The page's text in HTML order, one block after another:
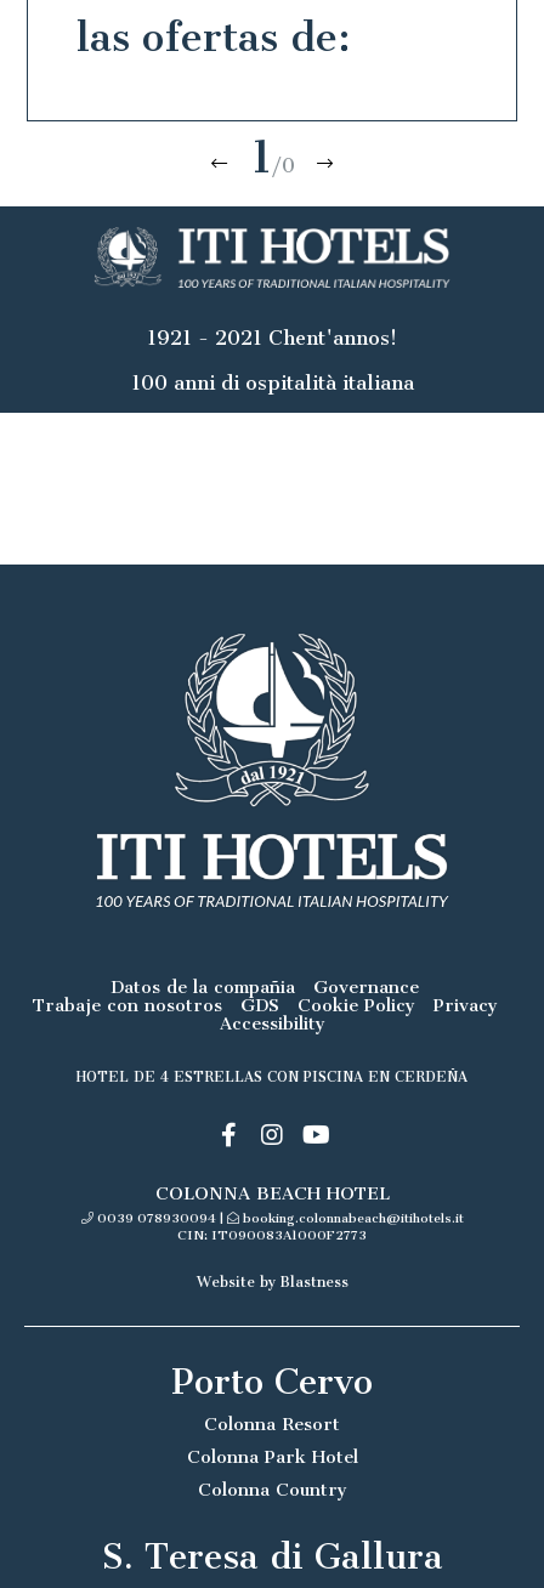
las ofertas de:
1 /0
1921 - 2021 Chent'annos!
100 anni di ospitalità italiana
Datos de la compañia
Governance
Trabaje con nosotros
GDS Cookie Policy
Privacy
Accessibility
HOTEL DE 4 ESTRELLAS CON PISCINA EN CERDEÑA
COLONNA BEACH HOTEL
0039 078930094|
booking.colonnabeach@itihotels.it
CIN: IT090083A1000F2773
Website by Blastness
Porto Cervo
Colonna Resort
Colonna Park Hotel
Colonna Country
S. Teresa di Gallura